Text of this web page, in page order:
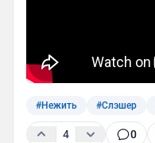
#Нежить #Слэшер
4 0